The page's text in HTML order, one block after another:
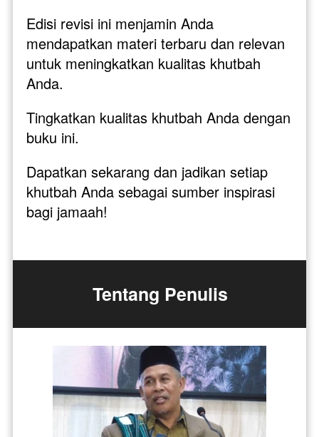
Edisi revisi ini menjamin Anda
mendapatkan materi terbaru dan relevan
untuk meningkatkan kualitas khutbah
Anda.
Tingkatkan kualitas khutbah Anda dengan
buku ini.
Dapatkan sekarang dan jadikan setiap
khutbah Anda sebagai sumber inspirasi
bagi jamaah!
Tentang Penulis